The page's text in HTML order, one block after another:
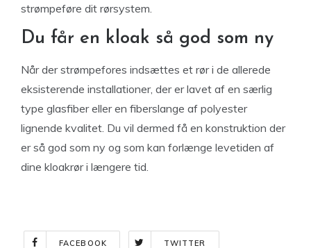
strømpeføre dit rørsystem.
Du får en kloak så god som ny
Når der strømpefores indsættes et rør i de allerede
eksisterende installationer, der er lavet af en særlig
type glasfiber eller en fiberslange af polyester
lignende kvalitet. Du vil dermed få en konstruktion der
er så god som ny og som kan forlænge levetiden af
dine kloakrør i længere tid.
FACEBOOK TWITTER